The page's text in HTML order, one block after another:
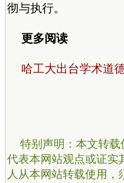
彻与执行。
更多阅读
哈工大出台学术道
特别声明：本文转
代表本网站观点或证实
人从本网站转载使用，